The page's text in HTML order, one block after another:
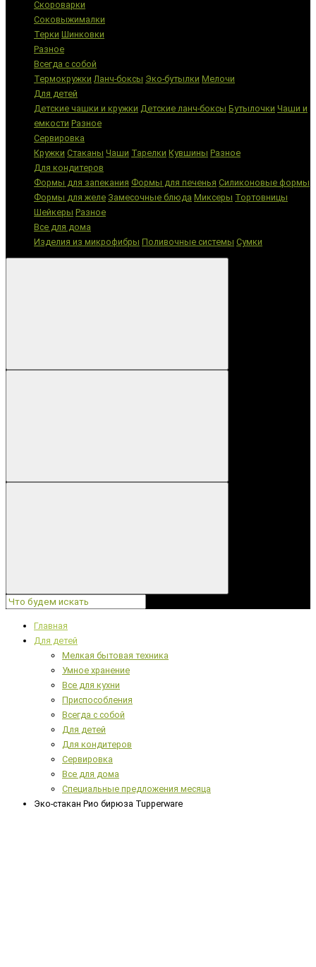
Скороварки
Соковыжималки
Терки Шинковки
Разное
Всегда с собой
Термокружки Ланч-боксы Эко-бутылки Мелочи
Для детей
Детские чашки и кружки Детские ланч-боксы Бутылочки Чаши и
емкости Разное
Сервировка
Кружки Стаканы Чаши Тарелки Кувшины Разное
Для кондитеров
Формы для запекания Формы для печенья Силиконовые формы
Формы для желе Замесочные блюда Миксеры Тортовницы
Шейкеры Разное
Все для дома
Изделия из микрофибры Поливочные системы Сумки
Главная
Для детей
Мелкая бытовая техника
Умное хранение
Все для кухни
Приспособления
Всегда с собой
Для детей
Для кондитеров
Сервировка
Все для дома
Специальные предложения месяца
Эко-стакан Рио бирюза Tupperware